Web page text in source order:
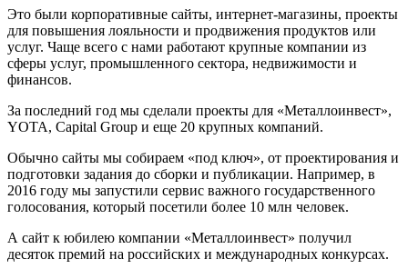
Это были корпоративные сайты, интернет-магазины, проекты
для повышения лояльности и продвижения продуктов или
услуг. Чаще всего с нами работают крупные компании из
сферы услуг, промышленного сектора, недвижимости и
финансов.
За последний год мы сделали проекты для «Металлоинвест»,
YOTA, Capital Group и еще 20 крупных компаний.
Обычно сайты мы собираем «под ключ», от проектирования и
подготовки задания до сборки и публикации. Например, в
2016 году мы запустили сервис важного государственного
голосования, который посетили более 10 млн человек.
А сайт к юбилею компании «Металлоинвест» получил
десяток премий на российских и международных конкурсах.